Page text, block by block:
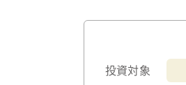
投資対象